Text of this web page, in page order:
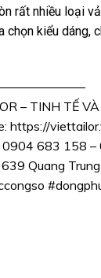
rất nhiều loại
chọn kiểu dáng,
– TINH TẾ
https://
0904 683 158
Quang